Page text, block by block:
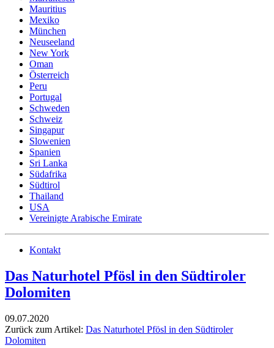
Mauritius
Mexiko
München
Neuseeland
New York
Oman
Österreich
Peru
Portugal
Schweden
Schweiz
Singapur
Slowenien
Spanien
Sri Lanka
Südafrika
Südtirol
Thailand
USA
Vereinigte Arabische Emirate
Kontakt
Das Naturhotel Pfösl in den Südtiroler
Dolomiten
09.07.2020
Zurück zum Artikel: Das Naturhotel Pfösl in den Südtiroler
Dolomiten